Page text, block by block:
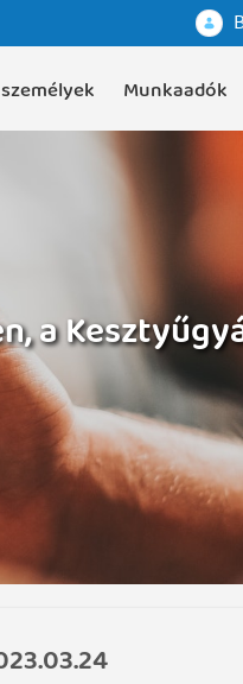
Munkaadók
a